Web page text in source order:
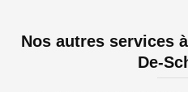
Nos autres services
De-